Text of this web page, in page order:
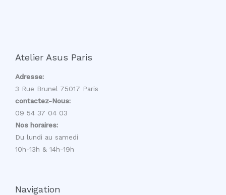
Atelier Asus Paris
Adresse:
3 Rue Brunel 75017 Paris
contactez-Nous:
09 54 37 04 03
Nos horaires:
Du lundi au samedi
10h-13h & 14h-19h
Navigation